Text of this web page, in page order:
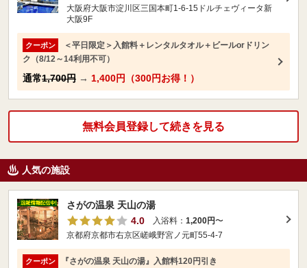
大阪府大阪市淀川区三国本町1-6-15ドルチェヴィータ新
大阪9F
クーポン
＜平日限定＞入館料＋レンタルタオル＋ビールorドリン
ク（8/12～14利用不可）
通常1,700円 → 1,400円（300円お得！）
無料会員登録して続きを見る
人気の施設
さがの温泉 天山の湯
4.0
入浴料： 1,200円〜
京都府京都市右京区嵯峨野宮ノ元町55-4-7
クーポン 『さがの温泉 天山の湯』入館料120円引き